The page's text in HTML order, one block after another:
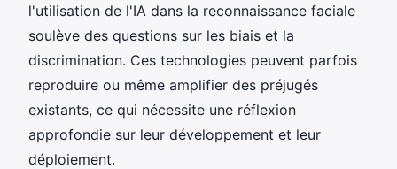
l'utilisation de l'IA dans la reconnaissance faciale
soulève des questions sur les biais et la
discrimination. Ces technologies peuvent parfois
reproduire ou même amplifier des préjugés
existants, ce qui nécessite une réflexion
approfondie sur leur développement et leur
déploiement.